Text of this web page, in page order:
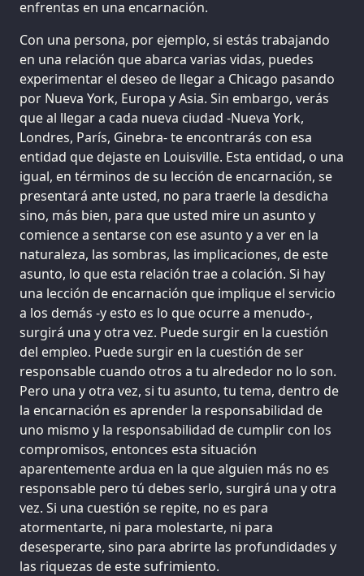
enfrentas en una encarnación.
Con una persona, por ejemplo, si estás trabajando
en una relación que abarca varias vidas, puedes
experimentar el deseo de llegar a Chicago pasando
por Nueva York, Europa y Asia. Sin embargo, verás
que al llegar a cada nueva ciudad -Nueva York,
Londres, París, Ginebra- te encontrarás con esa
entidad que dejaste en Louisville. Esta entidad, o una
igual, en términos de su lección de encarnación, se
presentará ante usted, no para traerle la desdicha
sino, más bien, para que usted mire un asunto y
comience a sentarse con ese asunto y a ver en la
naturaleza, las sombras, las implicaciones, de este
asunto, lo que esta relación trae a colación. Si hay
una lección de encarnación que implique el servicio
a los demás -y esto es lo que ocurre a menudo-,
surgirá una y otra vez. Puede surgir en la cuestión
del empleo. Puede surgir en la cuestión de ser
responsable cuando otros a tu alrededor no lo son.
Pero una y otra vez, si tu asunto, tu tema, dentro de
la encarnación es aprender la responsabilidad de
uno mismo y la responsabilidad de cumplir con los
compromisos, entonces esta situación
aparentemente ardua en la que alguien más no es
responsable pero tú debes serlo, surgirá una y otra
vez. Si una cuestión se repite, no es para
atormentarte, ni para molestarte, ni para
desesperarte, sino para abrirte las profundidades y
las riquezas de este sufrimiento.